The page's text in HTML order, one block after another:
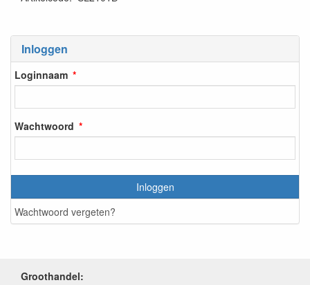
Inloggen
Loginnaam
Wachtwoord
Inloggen
Wachtwoord vergeten?
Groothandel: